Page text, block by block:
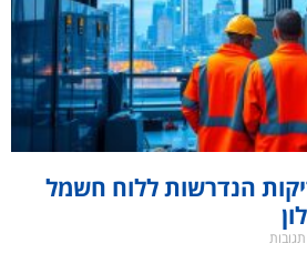
הנדרשות ללוח חשמל
תגובות